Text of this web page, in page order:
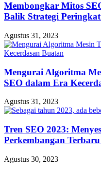
Membongkar Mitos
Balik Strategi Peringkat
Agustus 31, 2023
Mengurai Algoritma
SEO dalam Era
Agustus 31, 2023
Tren SEO 2023:
Perkembangan
Agustus 30, 2023